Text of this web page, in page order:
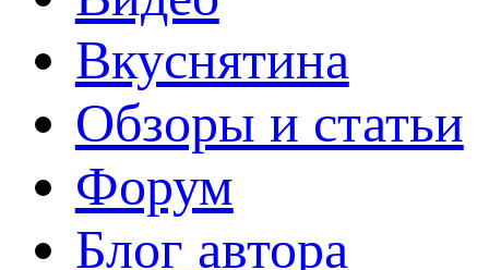
Вкуснятина
Обзоры и статьи
Форум
Блог автора